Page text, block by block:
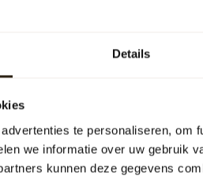
Details
te personaliseren, om
we informatie over uw gebruik
kunnen deze gegevens